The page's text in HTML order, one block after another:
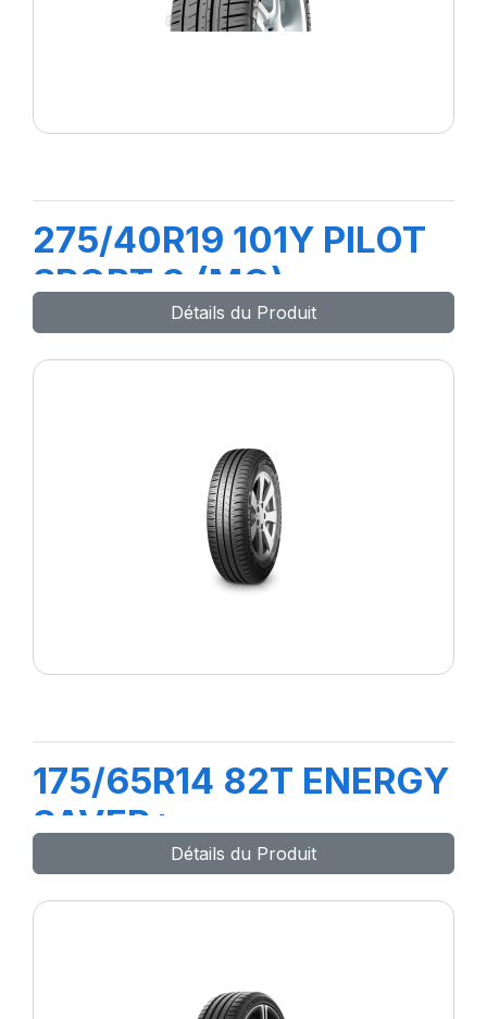
275/40R19 101Y PILOT
SPORT 3 (MO)
Détails du Produit
175/65R14 82T ENERGY
SAVER+
Détails du Produit